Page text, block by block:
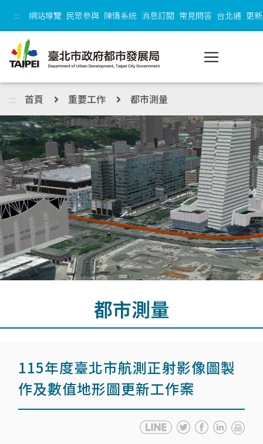
::: 網站導覽 民眾參與 陳情系統 消息訂閱 常見問答 台北通 更
::: 首頁 重要工作 都市測量
都市測量
115年度臺北市航測正射影像圖製
作及數值地形圖更新工作案